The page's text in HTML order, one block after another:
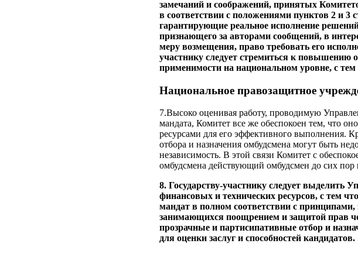
замечаний и соображений, принятых
в соответствии с положениями пунктов 2 и
гарантирующие реальное исполнение
признающего за авторами сообщений, в
меру возмещения, право требовать его
участнику следует стремиться к повышению
применимости на национальном уровне, с
Национальное правозащитное
7.Высоко оценивая работу, проводимую
мандата, Комитет все же обеспокоен тем, что
ресурсами для его эффективного выполнения.
отбора и назначения омбудсмена могут быть
независимость. В этой связи Комитет с
омбудсмена действующий омбудсмен до сих пор
8. Государству-участнику следует выделить
финансовых и технических ресурсов, с тем
мандат в полном соответствии с
занимающихся поощрением и защитой прав
прозрачные и партисипативные отбор и
для оценки заслуг и способностей кандидатов.